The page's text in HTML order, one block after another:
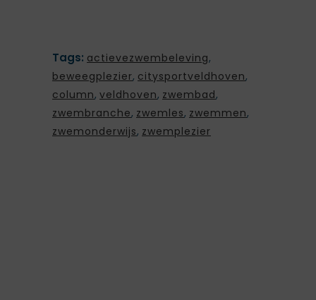
Tags: actievezwembeleving,
beweegplezier, citysportveldhoven,
column, veldhoven, zwembad,
zwembranche, zwemles, zwemmen,
zwemonderwijs, zwemplezier